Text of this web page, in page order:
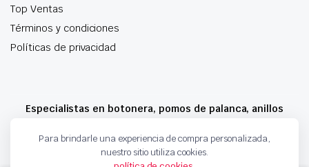
Top Ventas
Términos y condiciones
Políticas de privacidad
Especialistas en botonera, pomos de palanca, anillos
Para brindarle una experiencia de compra personalizada,
nuestro sitio utiliza cookies.